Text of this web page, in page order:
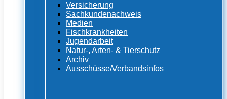
Versicherung
Sachkundenachweis
Medien
Fischkrankheiten
Jugendarbeit
Natur-, Arten- & Tierschutz
Archiv
Ausschüsse/Verbandsinfos